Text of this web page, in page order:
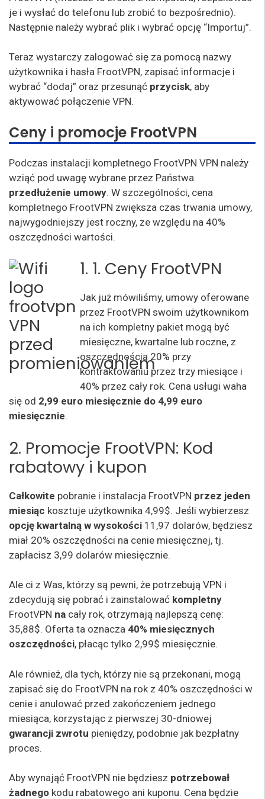
je i wysłać do telefonu lub zrobić to bezpośrednio).
Następnie należy wybrać plik i wybrać opcję “Importuj”.
Teraz wystarczy zalogować się za pomocą nazwy
użytkownika i hasła FrootVPN, zapisać informacje i
wybrać “dodaj” oraz przesunąć przycisk, aby
aktywować połączenie VPN.
Ceny i promocje FrootVPN
Podczas instalacji kompletnego FrootVPN VPN należy
wziąć pod uwagę wybrane przez Państwa
przedłużenie umowy. W szczególności, cena
kompletnego FrootVPN zwiększa czas trwania umowy,
najwygodniejszy jest roczny, ze względu na 40%
oszczędności wartości.
1. 1. Ceny FrootVPN
Jak już mówiliśmy, umowy oferowane
przez FrootVPN swoim użytkownikom
na ich kompletny pakiet mogą być
miesięczne, kwartalne lub roczne, z
oszczędnością 20% przy
kontraktowaniu przez trzy miesiące i
40% przez cały rok. Cena usługi waha
się od 2,99 euro miesięcznie do 4,99 euro
miesięcznie.
2. Promocje FrootVPN: Kod
rabatowy i kupon
Całkowite pobranie i instalacja FrootVPN przez jeden
miesiąc kosztuje użytkownika 4,99$. Jeśli wybierzesz
opcję kwartalną w wysokości 11,97 dolarów, będziesz
miał 20% oszczędności na cenie miesięcznej, tj.
zapłacisz 3,99 dolarów miesięcznie.
Ale ci z Was, którzy są pewni, że potrzebują VPN i
zdecydują się pobrać i zainstalować kompletny
FrootVPN na cały rok, otrzymają najlepszą cenę:
35,88$. Oferta ta oznacza 40% miesięcznych
oszczędności, płacąc tylko 2,99$ miesięcznie.
Ale również, dla tych, którzy nie są przekonani, mogą
zapisać się do FrootVPN na rok z 40% oszczędności w
cenie i anulować przed zakończeniem jednego
miesiąca, korzystając z pierwszej 30-dniowej
gwarancji zwrotu pieniędzy, podobnie jak bezpłatny
proces.
Aby wynająć FrootVPN nie będziesz potrzebował
żadnego kodu rabatowego ani kuponu. Cena będzie